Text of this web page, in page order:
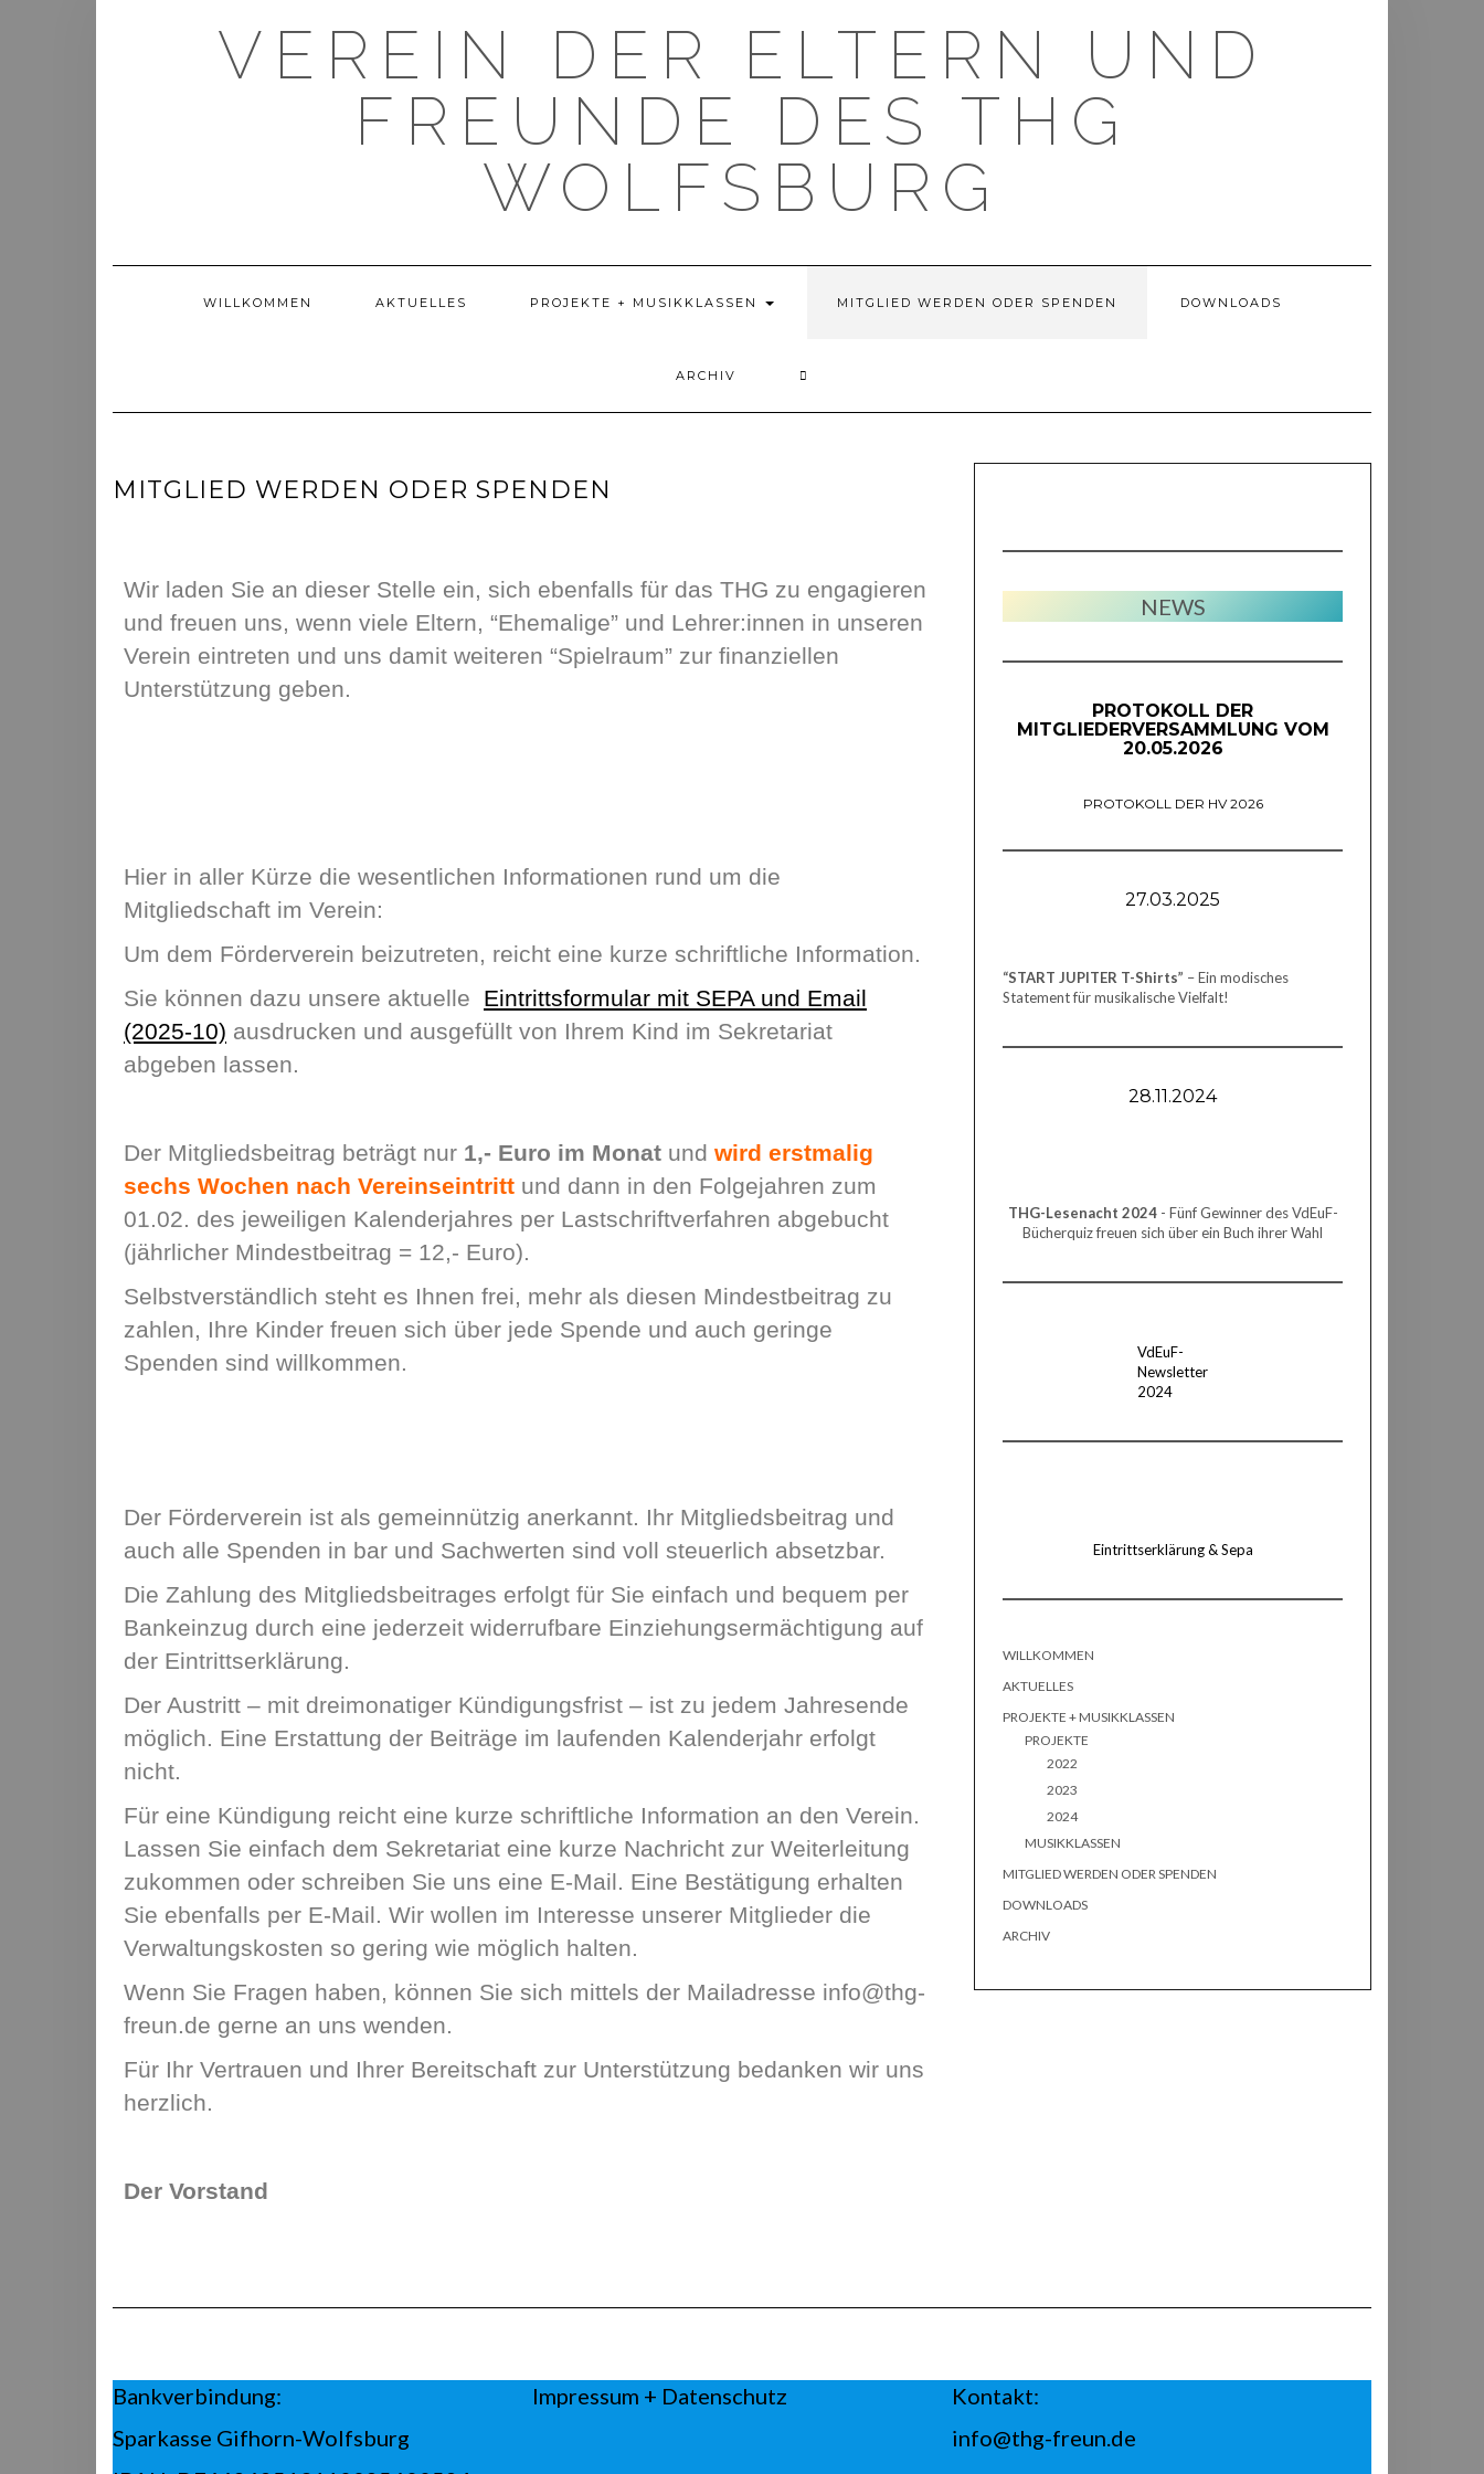
VEREIN DER ELTERN UND
FREUNDE DES THG
WOLFSBURG
WILLKOMMEN AKTUELLES PROJEKTE + MUSIKKLASSEN MITGLIED WERDEN ODER SPENDEN DOWNLOADS
ARCHIV
MITGLIED WERDEN ODER SPENDEN
Wir laden Sie an dieser Stelle ein, sich ebenfalls für das THG zu engagieren
und freuen uns, wenn viele Eltern, “Ehemalige” und Lehrer:innen in unseren
Verein eintreten und uns damit weiteren “Spielraum” zur finanziellen
Unterstützung geben.
Hier in aller Kürze die wesentlichen Informationen rund um die
Mitgliedschaft im Verein:
Um dem Förderverein beizutreten, reicht eine kurze schriftliche Information.
Sie können dazu unsere aktuelle Eintrittsformular mit SEPA und Email
(2025-10) ausdrucken und ausgefüllt von Ihrem Kind im Sekretariat
abgeben lassen.
Der Mitgliedsbeitrag beträgt nur 1,- Euro im Monat und wird erstmalig
sechs Wochen nach Vereinseintritt und dann in den Folgejahren zum
01.02. des jeweiligen Kalenderjahres per Lastschriftverfahren abgebucht
(jährlicher Mindestbeitrag = 12,- Euro).
Selbstverständlich steht es Ihnen frei, mehr als diesen Mindestbeitrag zu
zahlen, Ihre Kinder freuen sich über jede Spende und auch geringe
Spenden sind willkommen.
Der Förderverein ist als gemeinnützig anerkannt. Ihr Mitgliedsbeitrag und
auch alle Spenden in bar und Sachwerten sind voll steuerlich absetzbar.
Die Zahlung des Mitgliedsbeitrages erfolgt für Sie einfach und bequem per
Bankeinzug durch eine jederzeit widerrufbare Einziehungsermächtigung auf
der Eintrittserklärung.
Der Austritt – mit dreimonatiger Kündigungsfrist – ist zu jedem Jahresende
möglich. Eine Erstattung der Beiträge im laufenden Kalenderjahr erfolgt
nicht.
Für eine Kündigung reicht eine kurze schriftliche Information an den Verein.
Lassen Sie einfach dem Sekretariat eine kurze Nachricht zur Weiterleitung
zukommen oder schreiben Sie uns eine E-Mail. Eine Bestätigung erhalten
Sie ebenfalls per E-Mail. Wir wollen im Interesse unserer Mitglieder die
Verwaltungskosten so gering wie möglich halten.
Wenn Sie Fragen haben, können Sie sich mittels der Mailadresse info@thg-
freun.de gerne an uns wenden.
Für Ihr Vertrauen und Ihrer Bereitschaft zur Unterstützung bedanken wir uns
herzlich.
Der Vorstand
NEWS
PROTOKOLL DER
MITGLIEDERVERSAMMLUNG VOM
20.05.2026
PROTOKOLL DER HV 2026
27.03.2025
“START JUPITER T-Shirts” – Ein modisches
Statement für musikalische Vielfalt!
28.11.2024
THG-Lesenacht 2024- Fünf Gewinner des VdEuF-
Bücherquiz freuen sich über ein Buch ihrer Wahl
VdEuF-
Newsletter
2024
Eintrittserklärung & Sepa
WILLKOMMEN
AKTUELLES
PROJEKTE + MUSIKKLASSEN
PROJEKTE
2022
2023
2024
MUSIKKLASSEN
MITGLIED WERDEN ODER SPENDEN
DOWNLOADS
ARCHIV
Bankverbindung:
Sparkasse Gifhorn-Wolfsburg
Impressum + Datenschutz
Kontakt:
info@thg-freun.de